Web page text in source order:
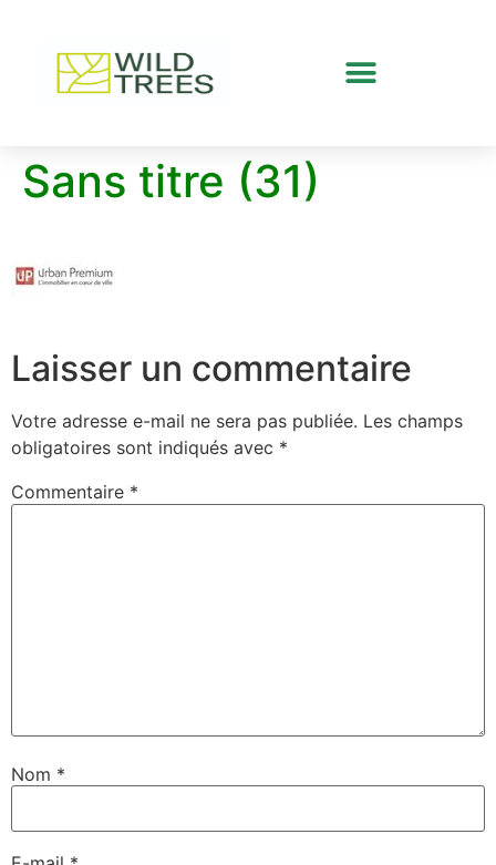
Sans titre (31)
Laisser un commentaire
Votre adresse e-mail ne sera pas publiée. Les champs
obligatoires sont indiqués avec *
Commentaire *
Nom *